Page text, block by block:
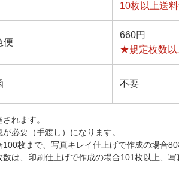
10枚以上送
便
660円
★規定枚数以
不要
れます。
必要（手渡し）になります。
枚まで、写真キレイ仕上げで作成の場合80
は、印刷仕上げで作成の場合101枚以上、